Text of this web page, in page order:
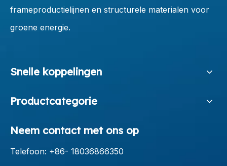
frameproductielijnen en structurele materialen voor
groene energie.
Snelle koppelingen
Productcategorie
Neem contact met ons op
Telefoon: +86- 18036866350